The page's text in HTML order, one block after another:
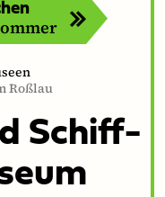
Roßlau
Schiff­